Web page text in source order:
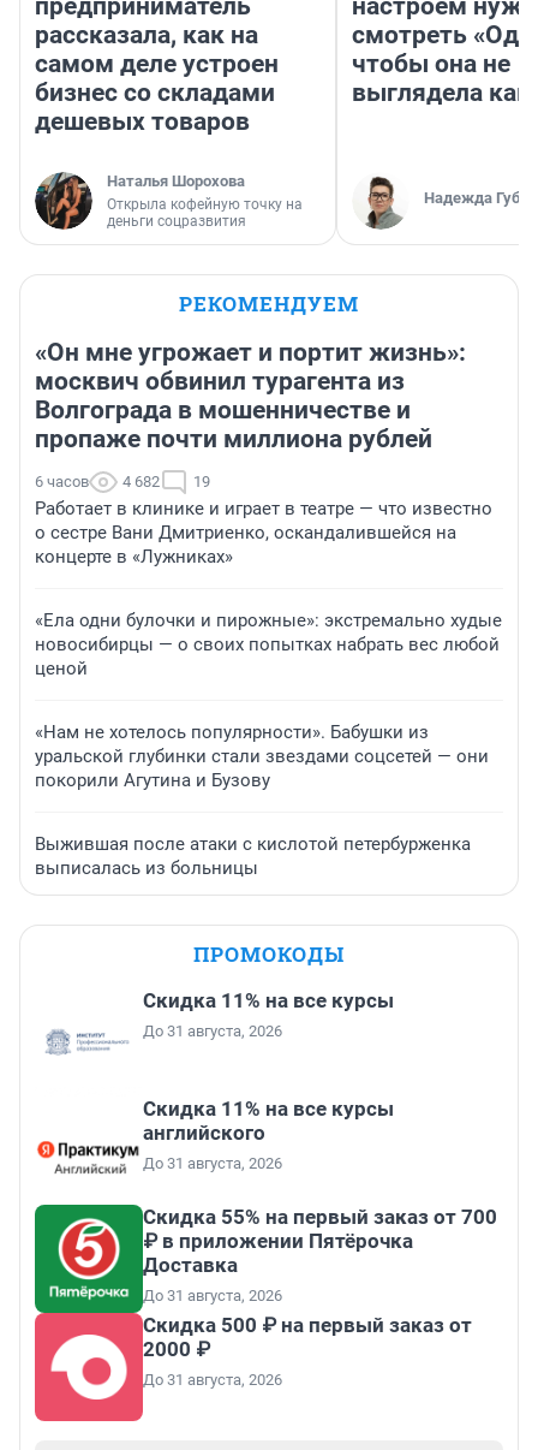
рассказала, как на
самом деле устроен
бизнес со складами
дешевых товаров
Наталья Шорохова
Открыла кофейную точку на
деньги соцразвития
смотреть
чтобы она не
выглядела как
Надежда
РЕКОМЕНДУЕМ
«Он мне угрожает и портит жизнь»:
москвич обвинил турагента из
Волгограда в мошенничестве и
пропаже почти миллиона рублей
6 часов 4 682 19
Работает в клинике и играет в театре — что известно
о сестре Вани Дмитриенко, оскандалившейся на
концерте в «Лужниках»
«Ела одни булочки и пирожные»: экстремально худые
новосибирцы — о своих попытках набрать вес любой
ценой
«Нам не хотелось популярности». Бабушки из
уральской глубинки стали звездами соцсетей — они
покорили Агутина и Бузову
Выжившая после атаки с кислотой петербурженка
выписалась из больницы
ПРОМОКОДЫ
Скидка 11% на все курсы
До 31 августа, 2026
Скидка 11% на все курсы
английского
До 31 августа, 2026
Скидка 55% на первый заказ от 700
₽ в приложении Пятёрочка
Доставка
До 31 августа, 2026
Скидка 500 ₽ на первый заказ от
2000 ₽
До 31 августа, 2026